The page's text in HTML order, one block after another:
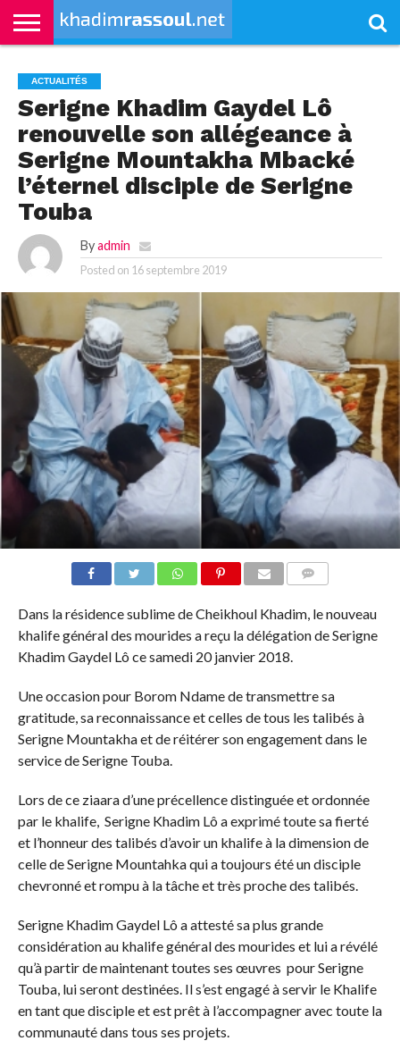
KHADIMRASSOUL
LE
MOURIDISME
ACTUALITÉS
CONTRIBUTIONS
PASS
–
PASS
NETALI
BOROM
NDAME
L’ISLAM
VIDÉOS
ACTUALITÉS
Serigne Khadim Gaydel Lô
renouvelle son allégeance à
Serigne Mountakha Mbacké
l’éternel disciple de Serigne
Touba
By admin
Posted on 16 septembre 2019
Dans la résidence sublime de Cheikhoul Khadim, le nouveau
khalife général des mourides a reçu la délégation de Serigne
Khadim Gaydel Lô ce samedi 20 janvier 2018.
Une occasion pour Borom Ndame de transmettre sa
gratitude, sa reconnaissance et celles de tous les talibés à
Serigne Mountakha et de réitérer son engagement dans le
service de Serigne Touba.
Lors de ce ziaara d’une précellence distinguée et ordonnée
par le khalife, Serigne Khadim Lô a exprimé toute sa fierté
et l’honneur des talibés d’avoir un khalife à la dimension de
celle de Serigne Mountahka qui a toujours été un disciple
chevronné et rompu à la tâche et très proche des talibés.
Serigne Khadim Gaydel Lô a attesté sa plus grande
considération au khalife général des mourides et lui a révélé
qu’à partir de maintenant toutes ses œuvres pour Serigne
Touba, lui seront destinées. Il s’est engagé à servir le Khalife
en tant que disciple et est prêt à l’accompagner avec toute la
communauté dans tous ses projets.